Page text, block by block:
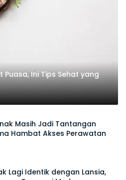
Ini Tips Sehat yang
Masih Jadi Tantangan
Hambat Akses Perawatan
Lagi Identik dengan Lansia,